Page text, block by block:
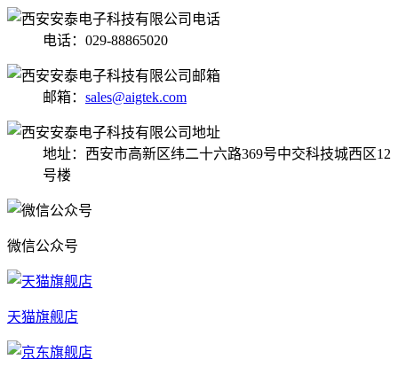
电话：029-88865020
邮箱： sales@aigtek.com
地址：西安市高新区纬二十六路369号中交科技城西区12
号楼
微信公众号
天猫旗舰店